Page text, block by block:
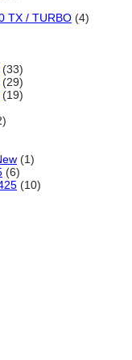
TX / TURBO (4)
(33)
(29)
(19)
(1)
(6)
(10)